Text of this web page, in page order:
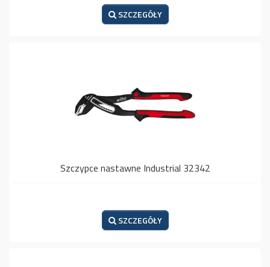
SZCZEGÓŁY
Szczypce nastawne Industrial 32342
SZCZEGÓŁY